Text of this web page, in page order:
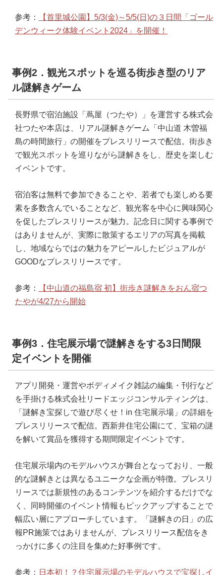
参考：
【首里城公園】5/3(金)～5/5(日)の３日間「ゴール
デンウィーク体験イベント2024」を開催！
事例2．観光スポットを巡る街歩き型のリア
ル謎解きゲーム
長野県で宿泊施設「蔦屋（つたや）」を運営する株式会
社つたや本店は、リアル謎解きゲーム「中山道 木曽福
島の時間旅行」の開催をプレスリリースで配信。街歩き
で観光スポットを巡りながら謎解きをし、歴史を楽しむ
イベントです。
宿泊客は無料で参加できることや、若者でも楽しめる要
素を多数含んでいることなど、観光客を中心に興味関心
を促したプレスリリースが魅力。記念日に関する事例で
はありませんが、実際に散策するエリアの写真を掲載
し、地域ならではの魅力をアピールしたビジュアルが
GOODなプレスリリースです。
参考：
【中山道の福島宿 初】街歩き謎解きをおん宿つ
たやが4/27から開始
事例3．住宅展示場で謎解きをする3日間限
定イベントを開催
アプリ開発・運営やボディメイク雑誌の編集・刊行など
を手掛ける株式会社リードエッジコンサルティングは、
「謎解き宝探しで遊び尽くせ！in 住宅展示場」の詳細を
プレスリリースで配信。西新井住宅公園にて、宝箱の謎
を解いて賞品を獲得する期間限定イベントです。
住宅展示場内のモデルハウスが舞台となっており、一般
的な謎解きとは異なるユニークな企画が特徴。プレスリ
リースでは新規性のあるコンテンツを紹介するだけでな
く、同時開催のイベント情報もピックアップすることで
幅広い層にアプローチしています。「謎解きの日」の広
報PR施策ではありませんが、プレスリリース配信をき
っかけに多くの注目を集めた好事例です。
参考： 日本初！？住宅展示場のモデルハウスで宝探しイ